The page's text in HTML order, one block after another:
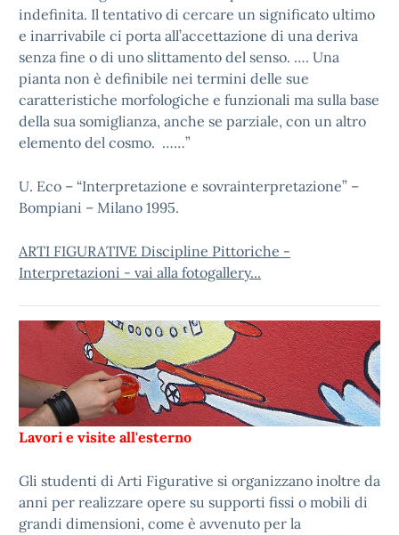
indefinita. Il tentativo di cercare un significato ultimo
e inarrivabile ci porta all’accettazione di una deriva
senza fine o di uno slittamento del senso. …. Una
pianta non è definibile nei termini delle sue
caratteristiche morfologiche e funzionali ma sulla base
della sua somiglianza, anche se parziale, con un altro
elemento del cosmo. ……”
U. Eco – “Interpretazione e sovrainterpretazione” –
Bompiani – Milano 1995.
ARTI FIGURATIVE Discipline Pittoriche -
Interpretazioni - vai alla fotogallery...
Lavori e visite all'esterno
Gli studenti di Arti Figurative si organizzano inoltre da
anni per realizzare opere su supporti fissi o mobili di
grandi dimensioni, come è avvenuto per la